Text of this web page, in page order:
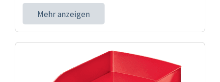
Mehr anzeigen